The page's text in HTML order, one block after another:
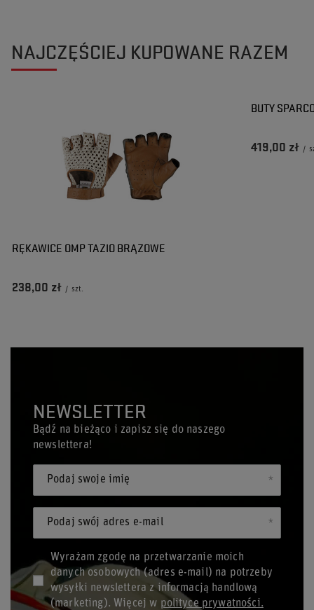
NAJCZĘŚCIEJ KUPOWANE RAZEM
RĘKAWICE OMP TAZIO BRĄZOWE
238,00 zł / szt.
BUTY
419,00 zł /
NEWSLETTER
Bądź na bieżąco i zapisz się do naszego
newslettera!
Podaj swoje imię
Podaj swój adres e-mail
Wyrażam zgodę na przetwarzanie moich
danych osobowych (adres e-mail) na potrzeby
wysyłki newslettera z informacją handlową
(marketing). Więcej w polityce prywatności.